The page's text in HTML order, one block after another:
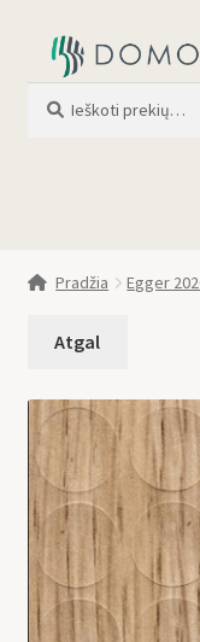
Profilis
Pradžia Egger